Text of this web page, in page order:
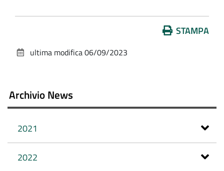
documento
STAMPA
ultima modifica06/09/2023
Archivio News
2021
2022